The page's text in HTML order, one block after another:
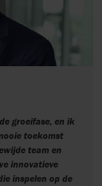
groeifase, en ik
toekomst
team en
innovatieve
inspelen op de